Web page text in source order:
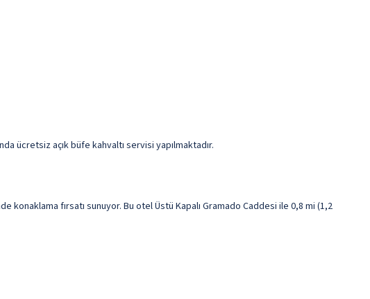
ücretsiz açık büfe kahvaltı servisi yapılmaktadır.
fırsatı sunuyor. Bu otel Üstü Kapalı Gramado Caddesi ile 0,8 mi (1,2